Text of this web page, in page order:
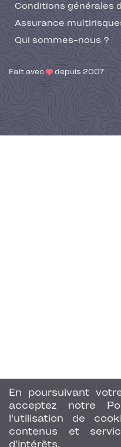
En poursuivant
acceptez notre
l'utilisation de
contenus et
d'intérêts.
Conditions générales
Assurance
Qui sommes-nous ?
Fait avec depuis 2007